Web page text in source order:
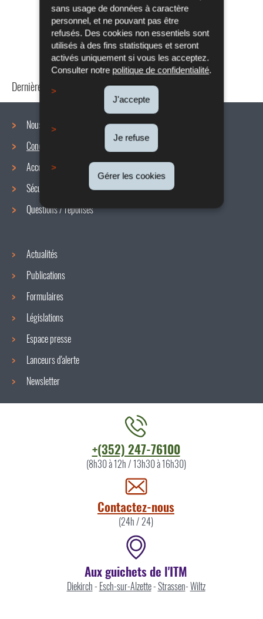
sans usage de données à caractère
personnel, et ne pouvant pas être
refusés. Des cookies non essentiels sont
utilisés à des fins statistiques et seront
activés uniquement si vous les acceptez.
Consulter notre politique de confidentialité.
J'accepte
Je refuse
Gérer les cookies
Dernière mise à jour 24/04/2024
Menu
de
navigation
Nous connaître
Conditions de travail
Accords collectifs
Sécurité / Santé au travail
Questions / réponses
Actualités
Publications
Formulaires
Législations
Espace presse
Lanceurs d'alerte
Newsletter
+(352) 247-76100
(8h30 à 12h / 13h30 à 16h30)
Contactez-nous
(24h / 24)
Aux guichets de l'ITM
Diekirch- Esch-sur-Alzette-Strassen-Wiltz